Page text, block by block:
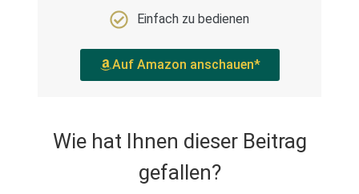
Einfach zu bedienen
Auf Amazon anschauen*
Wie hat Ihnen dieser Beitrag
gefallen?